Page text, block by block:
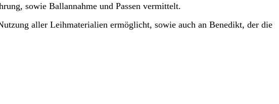
sowie Ballannahme und Passen vermittelt.
aller Leihmaterialien ermöglicht, sowie auch an Benedikt, der die